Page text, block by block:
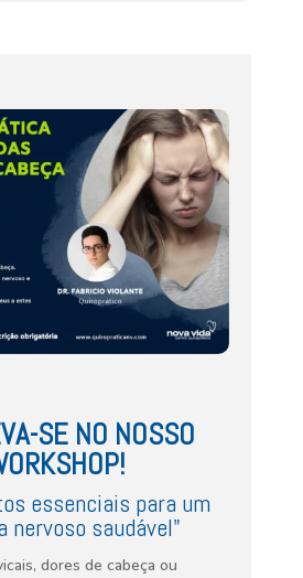
SE NO NOSSO
essenciais para um
nervoso saudável"
dores de cabeça ou